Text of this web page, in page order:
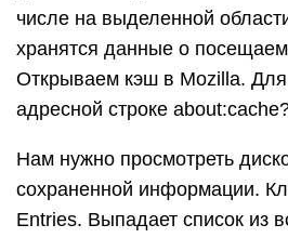
числе на выделенной
хранятся данные о
Открываем кэш в Mozilla.
адресной строке
Нам нужно просмотреть
сохраненной информации.
Entries. Выпадает список из